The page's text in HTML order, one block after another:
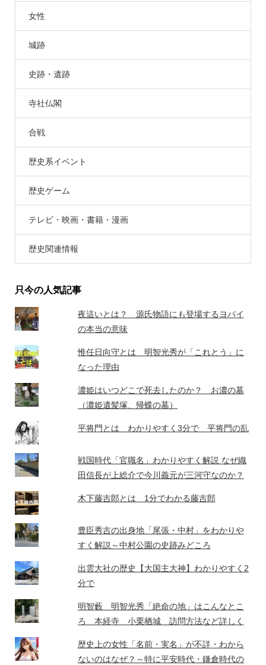
女性
城跡
史跡・遺跡
寺社仏閣
合戦
歴史系イベント
歴史ゲーム
テレビ・映画・書籍・漫画
歴史関連情報
只今の人気記事
夜這いとは？ 源氏物語にも登場するヨバイ
の本当の意味
惟任日向守とは 明智光秀が「これとう」に
なった理由
濃姫はいつどこで死去したのか？ お濃の墓
（濃姫遺髪塚、帰蝶の墓）
平将門とは わかりやすく3分で 平将門の乱
戦国時代「官職名」わかりやすく解説 なぜ織
田信長が上総介で今川義元が三河守なのか？
木下藤吉郎とは 1分でわかる藤吉郎
豊臣秀吉の出身地「尾張・中村」をわかりや
すく解説～中村公園の史跡みどころ
出雲大社の歴史【大国主大神】わかりやすく2
分で
明智藪 明智光秀「絶命の地」はこんなとこ
ろ 本経寺 小栗栖城 訪問方法など詳しく
歴史上の女性「名前・実名」が不詳・わから
ないのはなぜ？～特に平安時代・鎌倉時代の